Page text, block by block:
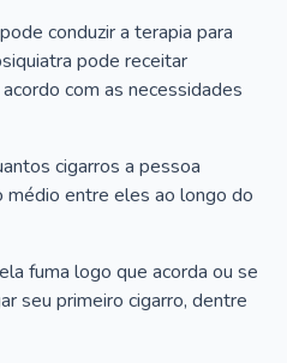
conduzir a terapia para
pode receitar
com as necessidades
cigarros a pessoa
entre eles ao longo do
fuma logo que acorda ou se
seu primeiro cigarro, dentre